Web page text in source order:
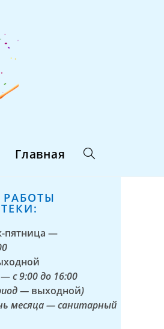
Главная
пятница —
—с 9:00 до 16:00
— выходной)
месяца — санитарный